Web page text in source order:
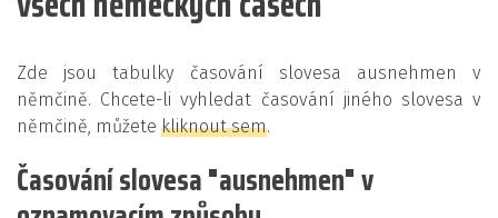
Zde jsou tabulky časování slovesa ausnehmen v
němčině. Chcete-li vyhledat časování jiného slovesa v
němčině, můžete kliknout sem.
Časování slovesa "ausnehmen" v